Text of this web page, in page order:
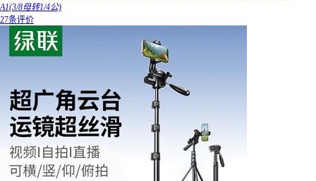
A1(3/8母转1/4公)
27条评价